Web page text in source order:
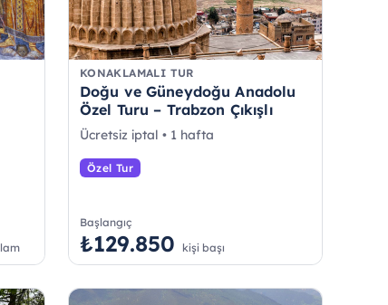
KONAKLAMALI TUR
Doğu ve Güneydoğu Anadolu
Özel Turu – Trabzon Çıkışlı
Ücretsiz iptal • 1 hafta
Özel Tur
Başlangıç
₺129.850 kişi başı